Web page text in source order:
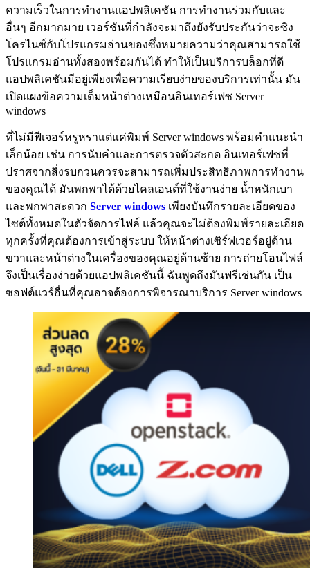
ความเร็วในการทำงานแอปพลิเคชัน การทำงานร่วมกับและ
อื่นๆ อีกมากมาย เวอร์ชันที่กำลังจะมาถึงยังรับประกันว่าจะซิง
โครไนซ์กับโปรแกรมอ่านของซึ่งหมายความว่าคุณสามารถใช้
โปรแกรมอ่านทั้งสองพร้อมกันได้ ทำให้เป็นบริการบล็อกที่ดี
แอปพลิเคชันมีอยู่เพียงเพื่อความเรียบง่ายของบริการเท่านั้น มัน
เปิดแผงข้อความเต็มหน้าต่างเหมือนอินเทอร์เฟซ Server
windows
ที่ไม่มีฟีเจอร์หรูหราแต่แค่พิมพ์ Server windows พร้อมคำแนะนำ
เล็กน้อย เช่น การนับคำและการตรวจตัวสะกด อินเทอร์เฟซที่
ปราศจากสิ่งรบกวนควรจะสามารถเพิ่มประสิทธิภาพการทำงาน
ของคุณได้ มันพกพาได้ด้วยไคลเอนต์ที่ใช้งานง่าย น้ำหนักเบา
และพกพาสะดวก Server windows เพียงบันทึกรายละเอียดของ
ไซต์ทั้งหมดในตัวจัดการไฟล์ แล้วคุณจะไม่ต้องพิมพ์รายละเอียด
ทุกครั้งที่คุณต้องการเข้าสู่ระบบ ให้หน้าต่างเซิร์ฟเวอร์อยู่ด้าน
ขวาและหน้าต่างในเครื่องของคุณอยู่ด้านซ้าย การถ่ายโอนไฟล์
จึงเป็นเรื่องง่ายด้วยแอปพลิเคชันนี้ ฉันพูดถึงมันฟรีเช่นกัน เป็น
ซอฟต์แวร์อื่นที่คุณอาจต้องการพิจารณาบริการ Server windows